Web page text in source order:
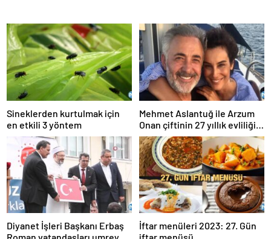
Sineklerden kurtulmak için
en etkili 3 yöntem
Mehmet Aslantuğ ile Arzum
Onan çiftinin 27 yıllık evliliği
sona erdi…
Diyanet İşleri Başkanı Erbaş
İftar menüleri 2023: 27. Gün